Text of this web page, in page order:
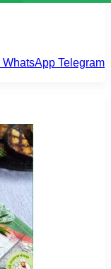
WhatsApp Telegram